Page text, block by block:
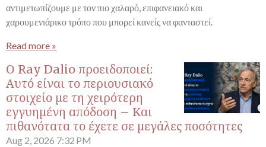
αντιμετωπίζουμε με τον πιο χαλαρό, επιφανειακό και
χαρουμενιάρικο τρόπο που μπορεί κανείς να φανταστεί.
Read more »
Ο Ray Dalio προειδοποιεί:
Αυτό είναι το περιουσιακό
στοιχείο με τη χειρότερη
εγγυημένη απόδοση – Και
πιθανότατα το έχετε σε μεγάλες ποσότητες
Aug 2, 2026 7:32 PM